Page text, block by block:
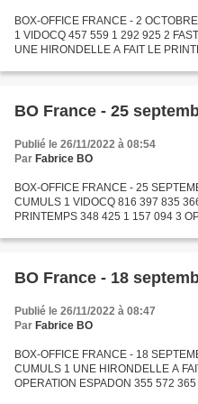
BOX-OFFICE FRANCE - 2
1 VIDOCQ 457 559 1 292 925 2
UNE HIRONDELLE A FAIT LE
525 6...
BO France - 25
Publié le 26/11/2022 à 08:54
Par Fabrice BO
BOX-OFFICE FRANCE - 25
CUMULS 1 VIDOCQ 816 397 835
PRINTEMPS 348 425 1 157 094 3
6 RUSH...
BO France - 18
Publié le 26/11/2022 à 08:47
Par Fabrice BO
BOX-OFFICE FRANCE - 18
CUMULS 1 UNE HIRONDELLE A
OPERATION ESPADON 355 572